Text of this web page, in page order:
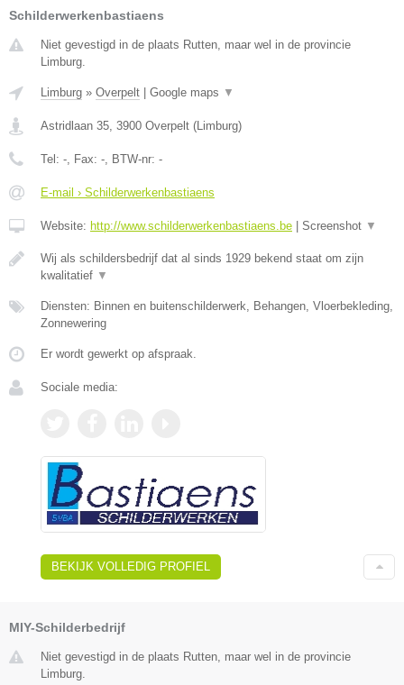
Schilderwerkenbastiaens
Niet gevestigd in de plaats Rutten, maar wel in de provincie
Limburg.
Limburg » Overpelt Google maps ▼
Astridlaan 35, 3900 Overpelt (Limburg)
Tel: -, Fax: -, BTW-nr: -
E-mail › Schilderwerkenbastiaens
Website: http://www.schilderwerkenbastiaens.be Screenshot ▼
Wij als schildersbedrijf dat al sinds 1929 bekend staat om zijn
kwalitatief ▼
Diensten: Binnen en buitenschilderwerk, Behangen, Vloerbekleding,
Zonnewering
Er wordt gewerkt op afspraak.
Sociale media:
BEKIJK VOLLEDIG PROFIEL
MIY-Schilderbedrijf
Niet gevestigd in de plaats Rutten, maar wel in de provincie
Limburg.